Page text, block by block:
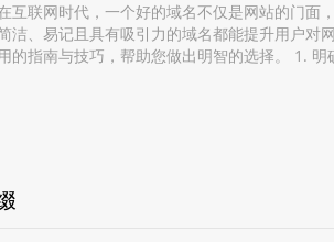
互联网时代，一个好的域名不仅是网站的门面
洁、易记且具有吸引力的域名都能提升用户对
的指南与技巧，帮助您做出明智的选择。 1.